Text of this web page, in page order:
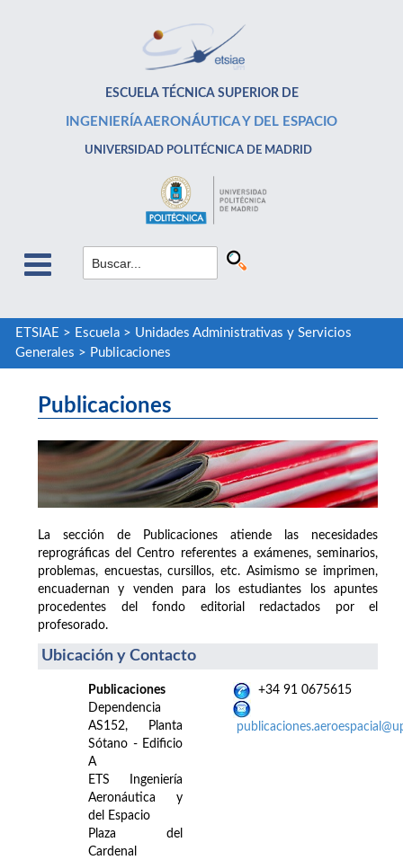
ESCUELA TÉCNICA SUPERIOR DE
INGENIERÍA AERONÁUTICA Y DEL ESPACIO
UNIVERSIDAD POLITÉCNICA DE MADRID
ETSIAE > Escuela> Unidades Administrativas y Servicios
Generales > Publicaciones
Publicaciones
La sección de Publicaciones atiende las necesidades
reprográficas del Centro referentes a exámenes, seminarios,
problemas, encuestas, cursillos, etc. Asimismo se imprimen,
encuadernan y venden para los estudiantes los apuntes
procedentes del fondo editorial redactados por el
profesorado.
Ubicación y Contacto
Publicaciones
Dependencia
AS152, Planta
Sótano - Edificio
A
ETS Ingeniería
Aeronáutica y
del Espacio
Plaza del
Cardenal
+34 91 0675615